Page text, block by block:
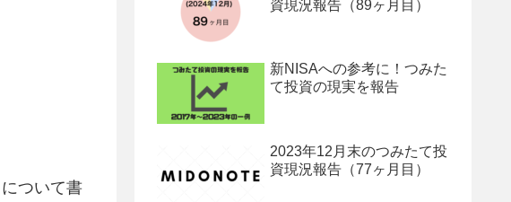
について書
資現況報告（89ヶ月目）
新NISAへの参考に！つみた
て投資の現実を報告
2023年12月末のつみたて投
資現況報告（77ヶ月目）